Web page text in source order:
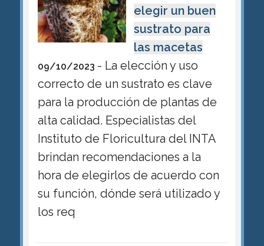
elegir un buen
sustrato para
las macetas
09/10/2023 - La elección y uso
correcto de un sustrato es clave
para la producción de plantas de
alta calidad. Especialistas del
Instituto de Floricultura del INTA
brindan recomendaciones a la
hora de elegirlos de acuerdo con
su función, dónde será utilizado y
los req